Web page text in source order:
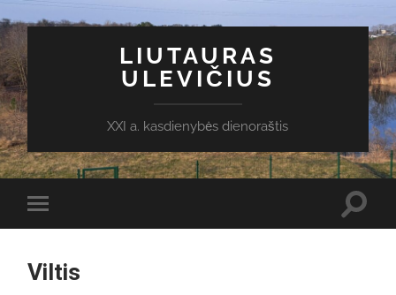
LIUTAURAS
ULEVIČIUS
XXI a. kasdienybės dienoraštis
Toggle
mobile
Viltis